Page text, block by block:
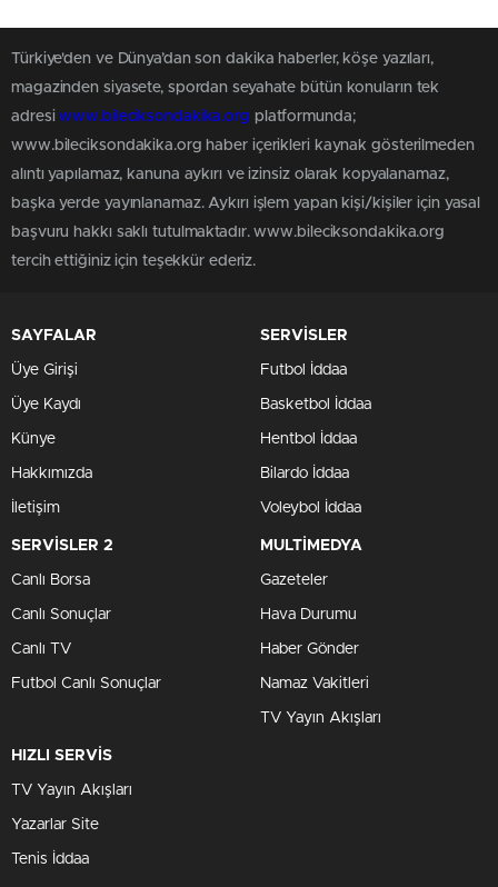
Türkiye'den ve Dünya’dan son dakika haberler, köşe yazıları,
magazinden siyasete, spordan seyahate bütün konuların tek
adresiwww.bileciksondakika.org platformunda;
www.bileciksondakika.org haber içerikleri kaynak gösterilmeden
alıntı yapılamaz, kanuna aykırı ve izinsiz olarak kopyalanamaz,
başka yerde yayınlanamaz. Aykırı işlem yapan kişi/kişiler için yasal
başvuru hakkı saklı tutulmaktadır. www.bileciksondakika.org
tercih ettiğiniz için teşekkür ederiz.
SAYFALAR
Üye Girişi
Üye Kaydı
Künye
Hakkımızda
İletişim
SERVİSLER
Futbol İddaa
Basketbol İddaa
Hentbol İddaa
Bilardo İddaa
Voleybol İddaa
SERVİSLER 2
Canlı Borsa
Canlı Sonuçlar
Canlı TV
Futbol Canlı Sonuçlar
MULTİMEDYA
Gazeteler
Hava Durumu
Haber Gönder
Namaz Vakitleri
TV Yayın Akışları
HIZLI SERVİS
TV Yayın Akışları
Yazarlar Site
Tenis İddaa